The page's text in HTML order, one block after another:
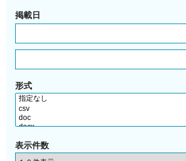
掲載日
形式
表示件数